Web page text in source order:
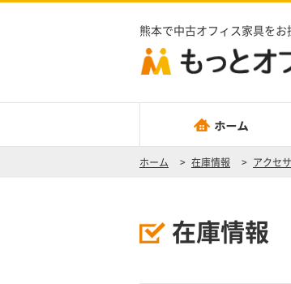
熊本で中古オフィス家具を
ホーム > 在庫情報 > アクセ
在庫情報